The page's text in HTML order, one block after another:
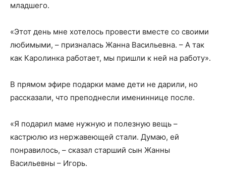
младшего.
«Этот день мне хотелось провести вместе со своими
любимыми, – призналась Жанна Васильевна. – А так
как Каролинка работает, мы пришли к ней на работу».
В прямом эфире подарки маме дети не дарили, но
рассказали, что преподнесли имениннице после.
«Я подарил маме нужную и полезную вещь –
кастрюлю из нержавеющей стали. Думаю, ей
понравилось, – сказал старший сын Жанны
Васильевны – Игорь.